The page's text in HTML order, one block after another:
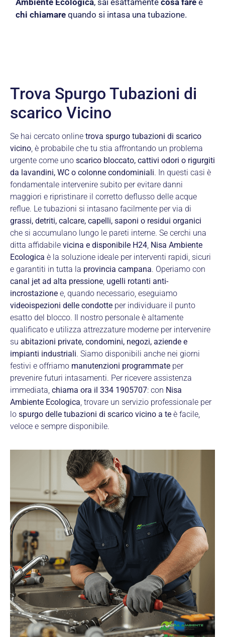
chi chiamarequando si intasa una tubazione.
Trova Spurgo Tubazioni di
scarico Vicino
Se hai cercato online trova spurgo tubazioni di scarico
vicino, è probabile che tu stia affrontando un problema
urgente come uno scarico bloccato, cattivi odori o rigurgiti
da lavandini, WC o colonne condominiali. In questi casi è
fondamentale intervenire subito per evitare danni
maggiori e ripristinare il corretto deflusso delle acque
reflue. Le tubazioni si intasano facilmente per via di
grassi, detriti, calcare, capelli, saponi o residui organici
che si accumulano lungo le pareti interne. Se cerchi una
ditta affidabile vicina e disponibile H24, Nisa Ambiente
Ecologica è la soluzione ideale per interventi rapidi, sicuri
e garantiti in tutta la provincia campana. Operiamo con
canal jet ad alta pressione, ugelli rotanti anti-
incrostazione e, quando necessario, eseguiamo
videoispezioni delle condotte per individuare il punto
esatto del blocco. Il nostro personale è altamente
qualificato e utilizza attrezzature moderne per intervenire
su abitazioni private, condomini, negozi, aziende e
impianti industriali. Siamo disponibili anche nei giorni
festivi e offriamo manutenzioni programmate per
prevenire futuri intasamenti. Per ricevere assistenza
immediata, chiama ora il 334 1905707: con Nisa
Ambiente Ecologica, trovare un servizio professionale per
lo spurgo delle tubazioni di scarico vicino a te è facile,
veloce e sempre disponibile.